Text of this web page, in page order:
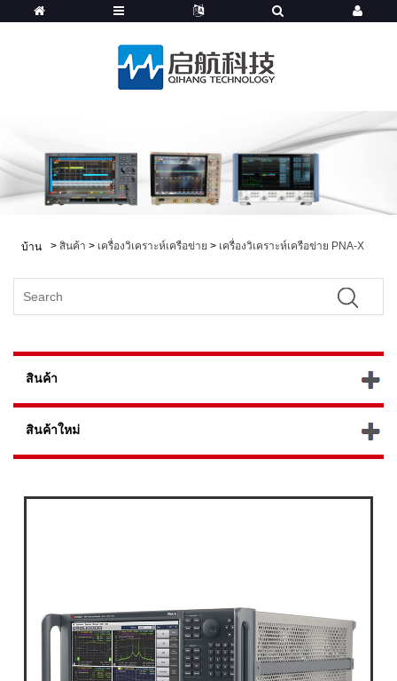
บ้าน > สินค้า > เครื่องวิเคราะห์เครือข่าย > เครื่องวิเคราะห์เครือข่าย PNA-X
สินค้า
สินค้าใหม่